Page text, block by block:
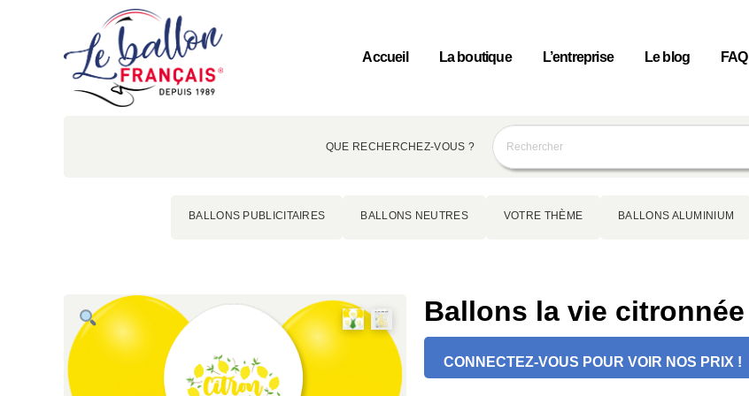
Accueil La boutique L’entreprise Le blog FAQ
QUE RECHERCHEZ-VOUS ?
BALLONS PUBLICITAIRES BALLONS NEUTRES VOTRE THÈME BALLONS ALUMINIUM
Ballons la vie citronnée
CONNECTEZ-VOUS POUR VOIR NOS PRIX !